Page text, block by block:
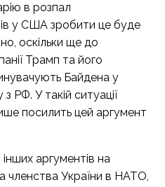
в розпал
у США зробити це буде
оскільки ще до
Трамп та його
Байдена у
РФ. У такій ситуації
посилить цей аргумент
аргументів на
членства України в НАТО,